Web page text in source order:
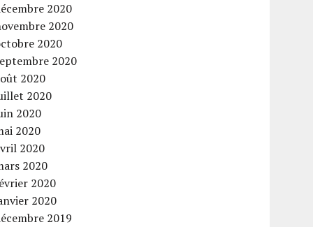
2020
2020
2020
2020
2020
2020
2020
2020
2020
2020
2020
2020
2019